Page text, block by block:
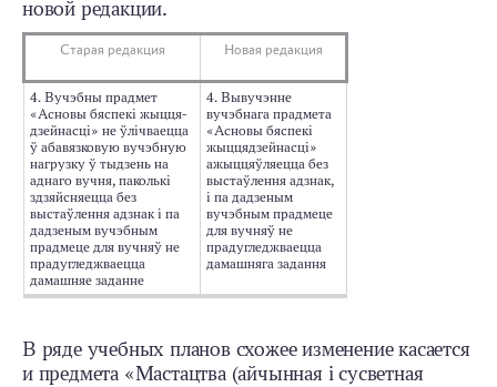
новой редакции.
Старая редакция Новая редакция
4. Вучэбны прадмет
«Асновы бяспекi жыцця­
дзейнасцi» не ўлiчваецца
ў абавязковую вучэбную
нагрузку ў тыдзень на
аднаго вучня, паколькi
здзяйсняецца без
выстаўлення адзнак i па
дадзеным вучэбным
прадмеце для вучняў не
прадугледжваецца
дамашняе заданне
4. Вывучэнне
вучэбнага прадмета
«Асновы бяспекi
жыццядзейнасцi»
ажыццяўляецца без
выстаўлення адзнак,
i па дадзеным
вучэбным прадмеце
для вучняў не
прадугледжваецца
дамашняга задання
В ряде учебных планов схожее изменение касается
и предмета «Мастацтва (айчынная i сусветная